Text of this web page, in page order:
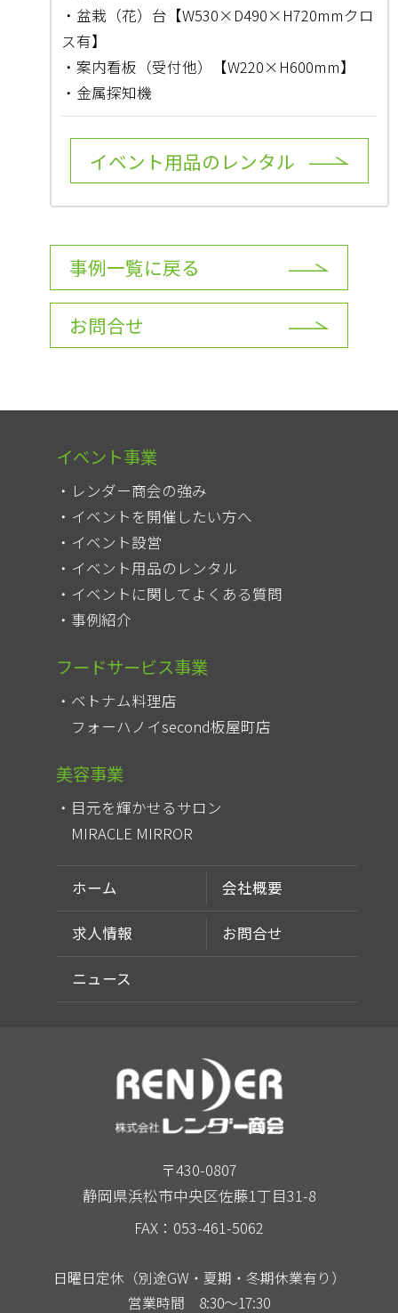
・盆栽（花）台【W530×D490×H720mmクロ
ス有】
・案内看板（受付他）【W220×H600mm】
・金属探知機
イベント用品のレンタル
事例一覧に戻る
お問合せ
イベント事業
レンダー商会の強み
イベントを開催したい方へ
イベント設営
イベント用品のレンタル
イベントに関してよくある質問
事例紹介
フードサービス事業
ベトナム料理店
フォーハノイsecond板屋町店
美容事業
目元を輝かせるサロン
MIRACLE MIRROR
ホーム 会社概要
求人情報 お問合せ
ニュース
〒430-0807
静岡県浜松市中央区佐藤1丁目31-8
FAX：053-461-5062
日曜日定休（別途GW・夏期・冬期休業有り）
営業時間 8:30～17:30